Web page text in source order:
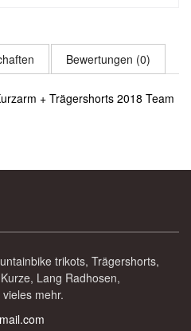
Bewertungen (0)
+ Trägershorts 2018 Team
trikots, Trägershorts,
Lang Radhosen,
mehr.